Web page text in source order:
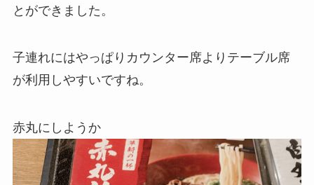
とができました。
子連れにはやっぱりカウンター席よりテーブル席
が利用しやすいですね。
赤丸にしようか